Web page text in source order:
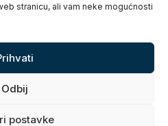
stranicu, ali vam neke mogućnosti
Odbij
postavke
Karlovca